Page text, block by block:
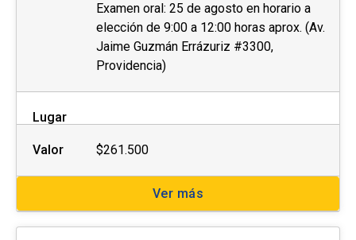
Examen oral: 25 de agosto en horario a
elección de 9:00 a 12:00 horas aprox. (Av.
Jaime Guzmán Errázuriz #3300,
Providencia)
Lugar
Valor $261.500
Ver más